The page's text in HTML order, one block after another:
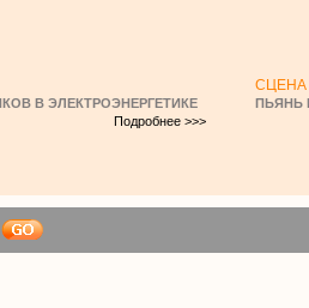
В ЭЛЕКТРОЭНЕРГЕТИКЕ
Подробнее >>>
СЦЕНА
ПЬЯНЬ